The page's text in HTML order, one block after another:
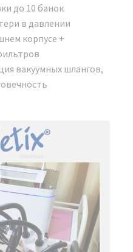
до 10 банок
в давлении
корпусе +
вакуумных шлангов,